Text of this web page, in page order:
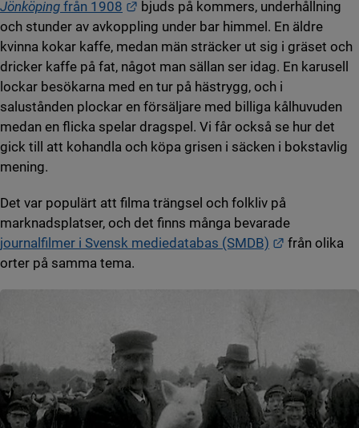
Jönköping från 1908 Länk till annan webbplats.
bjuds på kommers, underhållning
och stunder av avkoppling under bar himmel. En äldre
kvinna kokar kaffe, medan män sträcker ut sig i gräset och
dricker kaffe på fat, något man sällan ser idag. En karusell
lockar besökarna med en tur på hästrygg, och i
salustånden plockar en försäljare med billiga kålhuvuden
medan en flicka spelar dragspel. Vi får också se hur det
gick till att kohandla och köpa grisen i säcken i bokstavlig
mening.
Det var populärt att filma trängsel och folkliv på
marknadsplatser, och det finns många bevarade
journalfilmer i Svensk mediedatabas (SMDB)
Länk till
från olika
orter på samma tema.